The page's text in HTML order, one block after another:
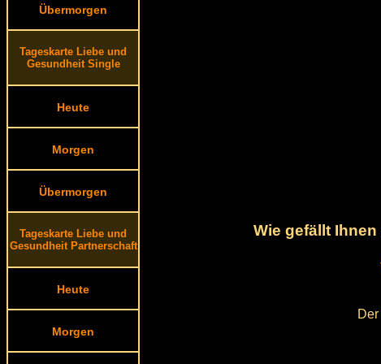
Übermorgen
Tageskarte Liebe und
Gesundheit Single
Heute
Morgen
Übermorgen
Tageskarte Liebe und
Gesundheit Partnerschaft
Heute
Morgen
Wie gefällt